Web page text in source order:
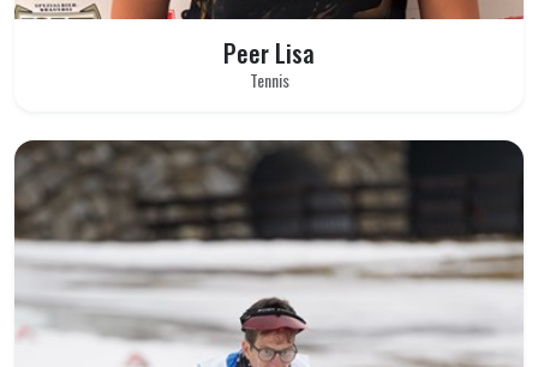
Peer Lisa
Tennis